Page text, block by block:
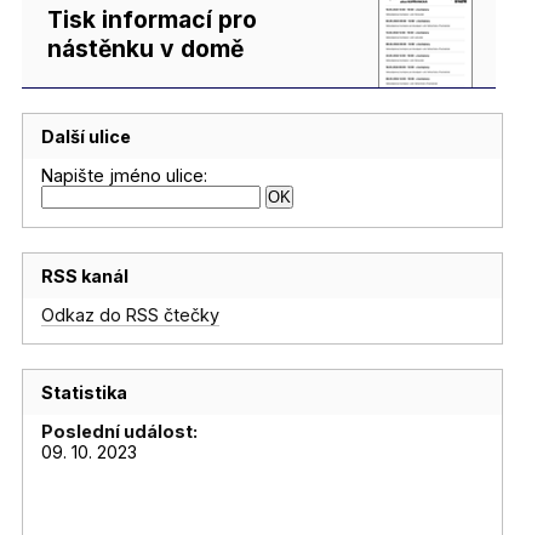
Tisk informací pro
nástěnku v domě
Další ulice
Napište jméno ulice:
RSS kanál
Odkaz do RSS čtečky
Statistika
Poslední událost:
09. 10. 2023